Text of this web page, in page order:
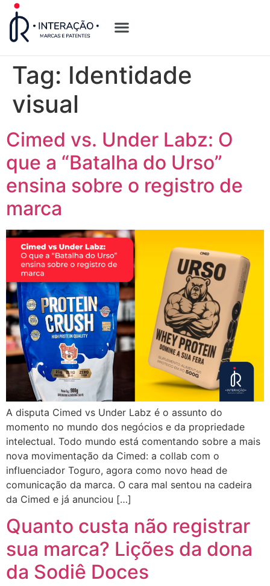
Tag: Identidade
visual
Cimed vs. Under Labz: O
que a “Batalha do Urso”
ensina sobre o registro de
marca
A disputa Cimed vs Under Labz é o assunto do
momento no mundo dos negócios e da propriedade
intelectual. Todo mundo está comentando sobre a mais
nova movimentação da Cimed: a collab com o
influenciador Toguro, agora como novo head de
comunicação da marca. O cara mal sentou na cadeira
da Cimed e já anunciou […]
Quanto custa não registrar
sua marca? Lições da dona
da Sodiê Doces